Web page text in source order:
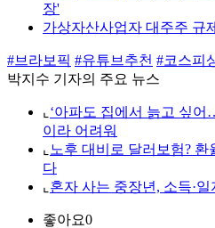
장'
가상자산사업자 대주주 규
#브라보픽 #유튜브추천 #코스피
박지수 기자의 주요 뉴스
⌞ ‘아파도 집에서 늙고 싶어
이라 어려워
⌞ 노후 대비로 달러보험?
다
⌞ 혼자 사는 중장년, 소득·일
좋아요0